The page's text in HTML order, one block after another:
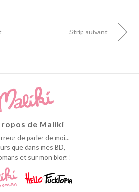
Strip suivant
de Maliki
de parler de moi...
que dans mes BD,
et sur mon blog !